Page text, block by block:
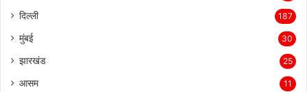
दिल्ली 187
मुंबई 30
झारखंड 25
आसम 11